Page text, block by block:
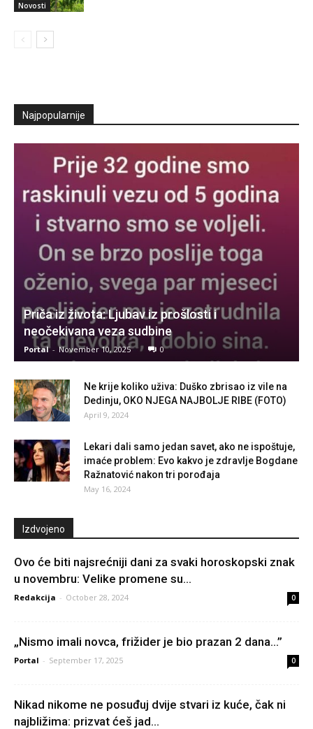
Novosti
Najpopularnije
Priča iz života: Ljubav iz prošlosti i
neočekivana veza sudbine
Portal - November 10, 2025 0
Ne krije koliko uživa: Duško zbrisao iz vile na
Dedinju, OKO NJEGA NAJBOLJE RIBE (FOTO)
April 9, 2024
Lekari dali samo jedan savet, ako ne ispoštuje,
imaće problem: Evo kakvo je zdravlje Bogdane
Ražnatović nakon tri porođaja
May 16, 2024
Izdvojeno
Ovo će biti najsrećniji dani za svaki horoskopski znak
u novembru: Velike promene su...
Redakcija - October 28, 2024 0
„Nismo imali novca, frižider je bio prazan 2 dana…”
Portal - September 17, 2025 0
Nikad nikome ne posuđuj dvije stvari iz kuće, čak ni
najbližima: prizvat ćeš jad...